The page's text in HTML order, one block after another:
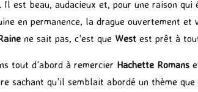
est beau, audacieux et, pour une raison qui
en permanence, la drague ouvertement et
ne sait pas, c’est que West est prêt à
tout d’abord à remercier Hachette Romans
sachant qu’il semblait abordé un thème